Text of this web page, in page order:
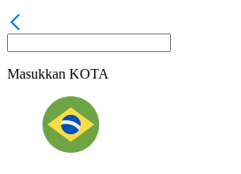
Masukkan KOTA